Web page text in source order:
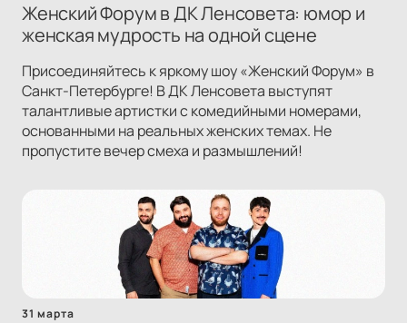
Женский Форум в ДК Ленсовета: юмор и
женская мудрость на одной сцене
Присоединяйтесь к яркому шоу «Женский Форум» в
Санкт-Петербурге! В ДК Ленсовета выступят
талантливые артистки с комедийными номерами,
основанными на реальных женских темах. Не
пропустите вечер смеха и размышлений!
31 марта